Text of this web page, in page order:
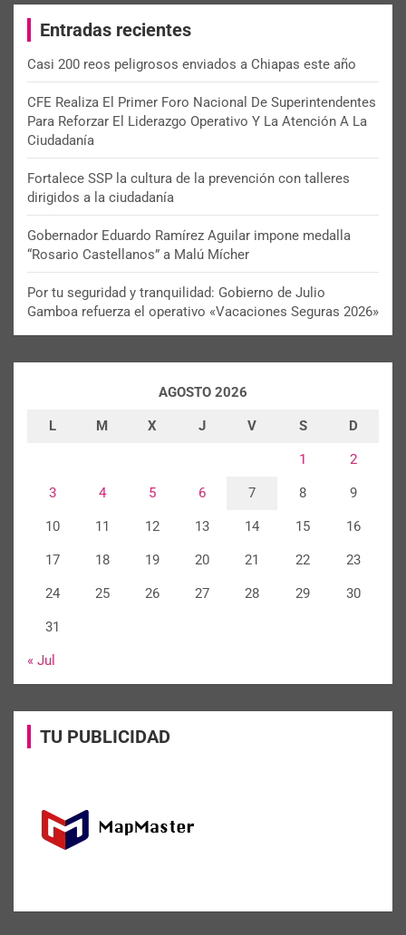
c
Entradas recientes
Casi 200 reos peligrosos enviados a Chiapas este año
CFE Realiza El Primer Foro Nacional De Superintendentes
Para Reforzar El Liderazgo Operativo Y La Atención A La
Ciudadanía
Fortalece SSP la cultura de la prevención con talleres
dirigidos a la ciudadanía
Gobernador Eduardo Ramírez Aguilar impone medalla
“Rosario Castellanos” a Malú Mícher
Por tu seguridad y tranquilidad: Gobierno de Julio
Gamboa refuerza el operativo «Vacaciones Seguras 2026»
AGOSTO 2026
L M X J V S D
1 2
3 4 5 6 7 8 9
10 11 12 13 14 15 16
17 18 19 20 21 22 23
24 25 26 27 28 29 30
31
« Jul
TU PUBLICIDAD